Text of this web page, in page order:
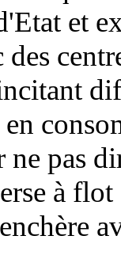
et
des
ne pas
à